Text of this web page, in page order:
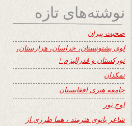
نوشته‌های تازه
صحبت پیران
لوی پشتونستان، خراسان، هزارستان،
تورکستان و فدرالیزم !
نمکدان
جامعه هنری افغانستان
اوجِ نور
شاعر بانوی هنرمند ، هما طرزی از